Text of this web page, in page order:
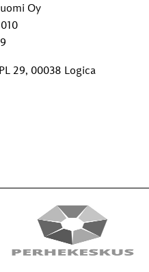
Oy
29, 00038 Logica